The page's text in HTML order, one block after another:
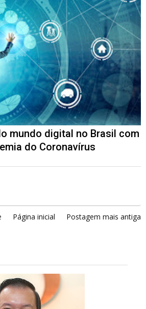
mundo digital no Brasil com
do Coronavírus
Página inicial Postagem mais antiga